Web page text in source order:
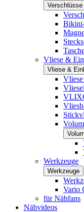
Verschlüsse
Vliese &
Vliese &
Werkzeuge
Werkzeuge
Vario
für Nähfans
Nähvideos